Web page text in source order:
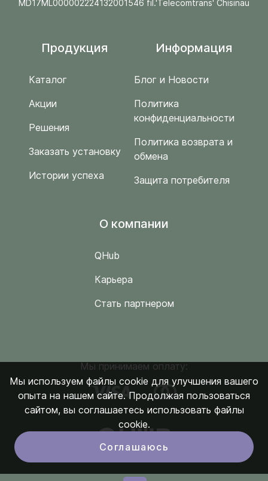
MD17ML000002224132001546 fil.'Telecomtrans' Chisinau
Продукция
Каталог
Акции
Решения
Заказать установку
Истории успеха
Информация
Блог и Новости
Политика
конфиденциальности
Политика возврата и
обмена
Защита потребителя
O компании
QHub
Карьера
Стать партнером
Мы принимаем оплату:
Мы используем файлы cookie для улучшения вашего
опыта на нашем сайте. Продолжая пользоваться
сайтом, вы соглашаетесь использовать файлы
cookie.
Соглашаюсь